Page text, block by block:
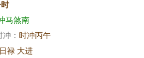
马煞南
冲： 时冲丙午
禄 大进